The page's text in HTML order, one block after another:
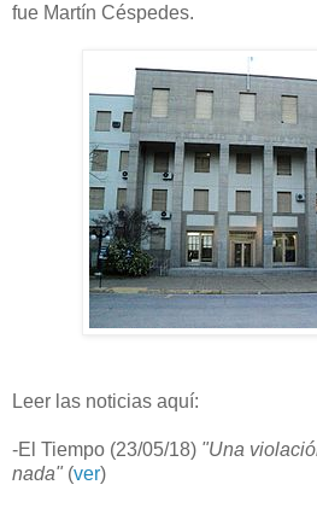
fue Martín Céspedes.
Leer las noticias aquí:
-El Tiempo (23/05/18) "Una
nada" (ver)